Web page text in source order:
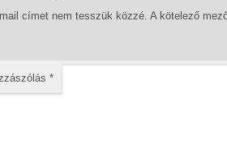
címet nem tesszük közzé. A kötelező
*